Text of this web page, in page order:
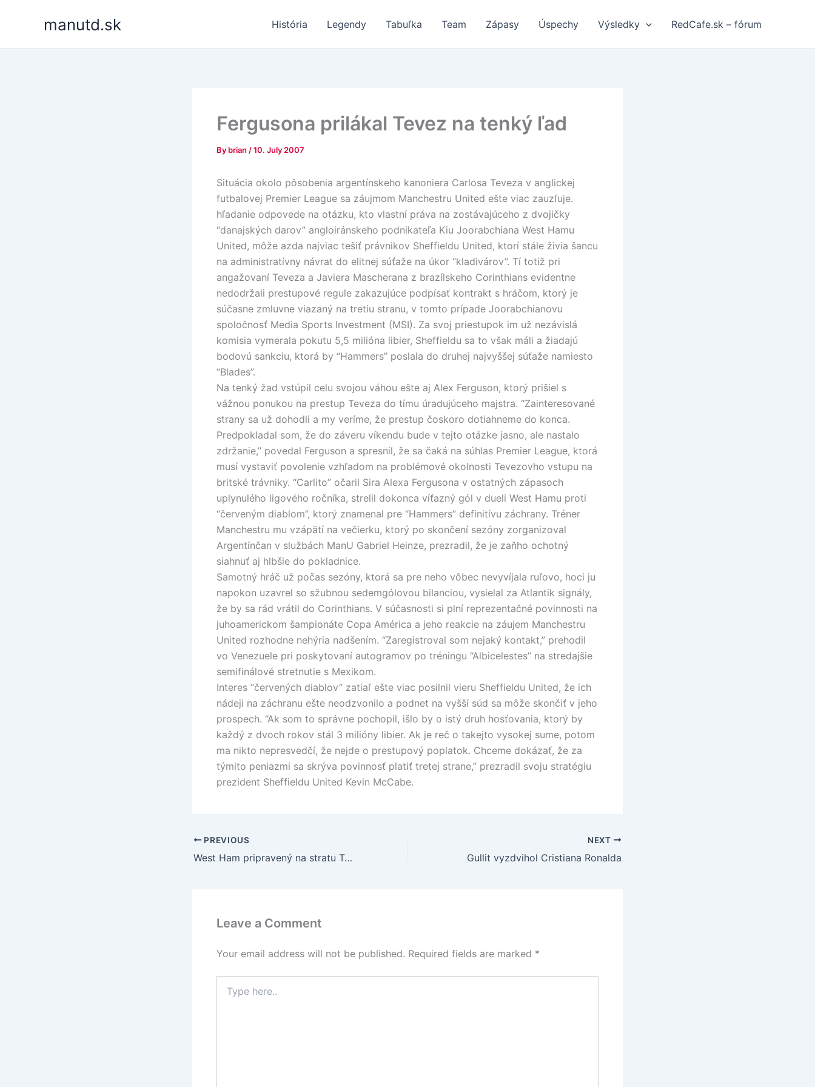
manutd.sk História Legendy Tabuľka Team Zápasy Úspechy Výsledky RedCafe.sk – fórum
Fergusona prilákal Tevez na tenký ľad
By brian /10. July 2007
Situácia okolo pôsobenia argentínskeho kanoniera Carlosa Teveza v anglickej
futbalovej Premier League sa záujmom Manchestru United ešte viac zauzľuje.
hľadanie odpovede na otázku, kto vlastní práva na zostávajúceho z dvojičky
“danajských darov” angloiránskeho podnikateľa Kiu Joorabchiana West Hamu
United, môže azda najviac tešiť právnikov Sheffieldu United, ktorí stále živia šancu
na administratívny návrat do elitnej súťaže na úkor “kladivárov”. Tí totiž pri
angažovaní Teveza a Javiera Mascherana z brazílskeho Corinthians evidentne
nedodržali prestupové regule zakazujúce podpísať kontrakt s hráčom, ktorý je
súčasne zmluvne viazaný na tretiu stranu, v tomto prípade Joorabchianovu
spoločnosť Media Sports Investment (MSI). Za svoj priestupok im už nezávislá
komisia vymerala pokutu 5,5 milióna libier, Sheffieldu sa to však máli a žiadajú
bodovú sankciu, ktorá by “Hammers” poslala do druhej najvyššej súťaže namiesto
“Blades”.
Na tenký žad vstúpil celu svojou váhou ešte aj Alex Ferguson, ktorý prišiel s
vážnou ponukou na prestup Teveza do tímu úradujúceho majstra. “Zainteresované
strany sa už dohodli a my veríme, že prestup čoskoro dotiahneme do konca.
Predpokladal som, že do záveru víkendu bude v tejto otázke jasno, ale nastalo
zdržanie,” povedal Ferguson a spresnil, že sa čaká na súhlas Premier League, ktorá
musí vystaviť povolenie vzhľadom na problémové okolnosti Tevezovho vstupu na
britské trávniky. “Carlito” očaril Sira Alexa Fergusona v ostatných zápasoch
uplynulého ligového ročníka, strelil dokonca víťazný gól v dueli West Hamu proti
“červeným diablom”, ktorý znamenal pre “Hammers” definitívu záchrany. Tréner
Manchestru mu vzápätí na večierku, ktorý po skončení sezóny zorganizoval
Argentínčan v službách ManU Gabriel Heinze, prezradil, že je zaňho ochotný
siahnuť aj hlbšie do pokladnice.
Samotný hráč už počas sezóny, ktorá sa pre neho vôbec nevyvíjala ruľovo, hoci ju
napokon uzavrel so sžubnou sedemgólovou bilanciou, vysielal za Atlantik signály,
že by sa rád vrátil do Corinthians. V súčasnosti si plní reprezentačné povinnosti na
juhoamerickom šampionáte Copa América a jeho reakcie na záujem Manchestru
United rozhodne nehýria nadšením. “Zaregistroval som nejaký kontakt,” prehodil
vo Venezuele pri poskytovaní autogramov po tréningu “Albicelestes” na stredajšie
semifinálové stretnutie s Mexikom.
Interes “červených diablov” zatiaľ ešte viac posilnil vieru Sheffieldu United, že ich
nádeji na záchranu ešte neodzvonilo a podnet na vyšší súd sa môže skončiť v jeho
prospech. “Ak som to správne pochopil, išlo by o istý druh hosťovania, ktorý by
každý z dvoch rokov stál 3 milióny libier. Ak je reč o takejto vysokej sume, potom
ma nikto nepresvedčí, že nejde o prestupový poplatok. Chceme dokázať, že za
týmito peniazmi sa skrýva povinnosť platiť tretej strane,” prezradil svoju stratégiu
prezident Sheffieldu United Kevin McCabe.
PREVIOUS
West Ham pripravený na stratu Teveza, angažoval Bellamyho
NEXT
Gullit vyzdvihol Cristiana Ronalda
Leave a Comment
Your email address will not be published. Required fields are marked *
here..